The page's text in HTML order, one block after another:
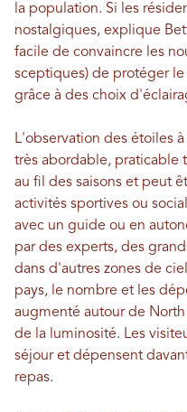
la population. Si les
nostalgiques, explique
facile de convaincre les
sceptiques) de protéger
grâce à des choix
L'observation des étoiles
très abordable, praticable
au fil des saisons et peut
activités sportives ou
avec un guide ou en
par des experts, des
dans d'autres zones de
pays, le nombre et les
augmenté autour de
de la luminosité. Les
séjour et dépensent
repas.